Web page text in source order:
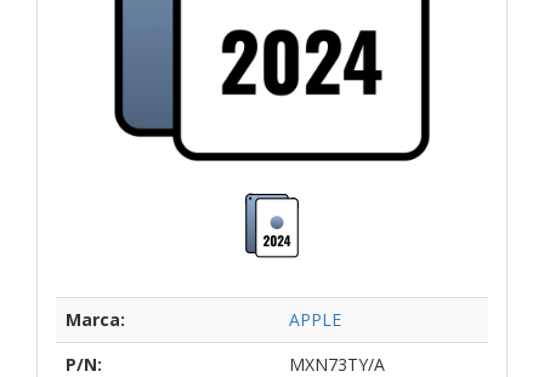
Marca:
APPLE
P/N:
MXN73TY/A